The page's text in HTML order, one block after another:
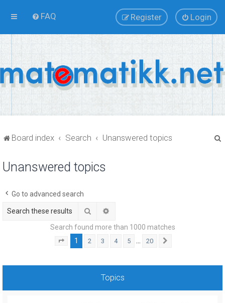
FAQ Login
Register
Board index Search Unanswered topics
Unanswered topics
Go to advanced search
Search
Search found more than 1000 matches
Page of 20
1 2 3 4 5 20
Topics